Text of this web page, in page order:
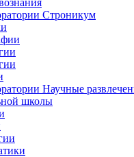
Строникум
Научные
школы